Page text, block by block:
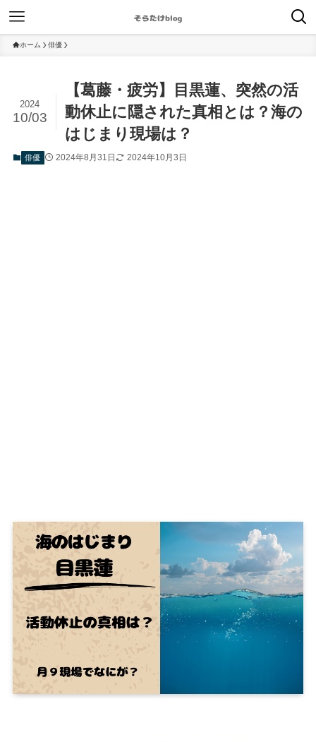
ホーム 俳優
【葛藤・疲労】目黒蓮、突然の活
動休止に隠された真相とは？海の
はじまり現場は？
2024
10/03
俳優 2024年8月31日 2024年10月3日